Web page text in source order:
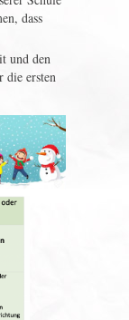
dass
und den
die ersten